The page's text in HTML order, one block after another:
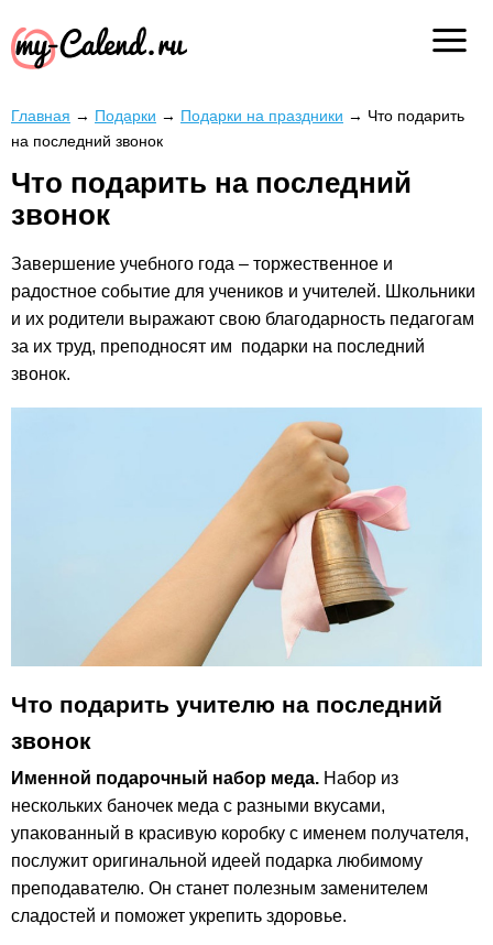
Главная → Подарки → Подарки на праздники → Что подарить
на последний звонок
Что подарить на последний
звонок
Завершение учебного года – торжественное и
радостное событие для учеников и учителей. Школьники
и их родители выражают свою благодарность педагогам
за их труд, преподносят им подарки на последний
звонок.
Что подарить учителю на последний
звонок
Именной подарочный набор меда. Набор из
нескольких баночек меда с разными вкусами,
упакованный в красивую коробку с именем получателя,
послужит оригинальной идеей подарка любимому
преподавателю. Он станет полезным заменителем
сладостей и поможет укрепить здоровье.